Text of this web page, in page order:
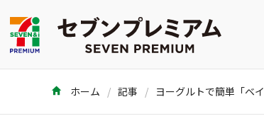
ホーム 記事